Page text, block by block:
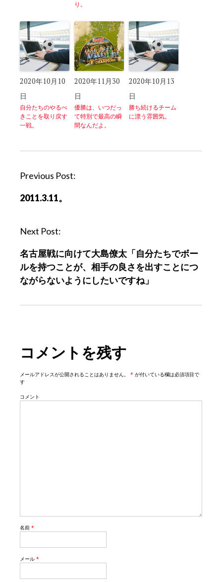
り。
2020年10月10
日
自分たちのやるべ
きことを取り戻す
一戦。
2020年11月30
日
優勝は、いつだっ
て特別で最高の瞬
間なんだよ。
2020年10月13
日
勝ち続けるチーム
に漂う雰囲気。
P
s
n
v
i
g
n
Previous Post:
2011.3.11。
Next Post:
名古屋戦に向けて大島僚太「自分たちでボー
ルを持つことが、相手の良さを出すことにつ
ながらないようにしたいですね」
コメントを残す
メールアドレスが公開されることはありません。 * が付いている欄は必須項目で
す
コメント
名前 *
メール *